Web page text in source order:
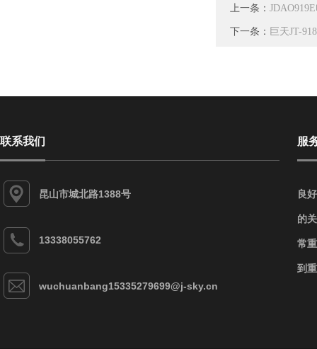
上一条：
下一条： 巨天JT-
联系我们
昆山市城北路1388号
13338055762
wuchuanbang15335279699@j-sky.cn
服
良
的
常
到